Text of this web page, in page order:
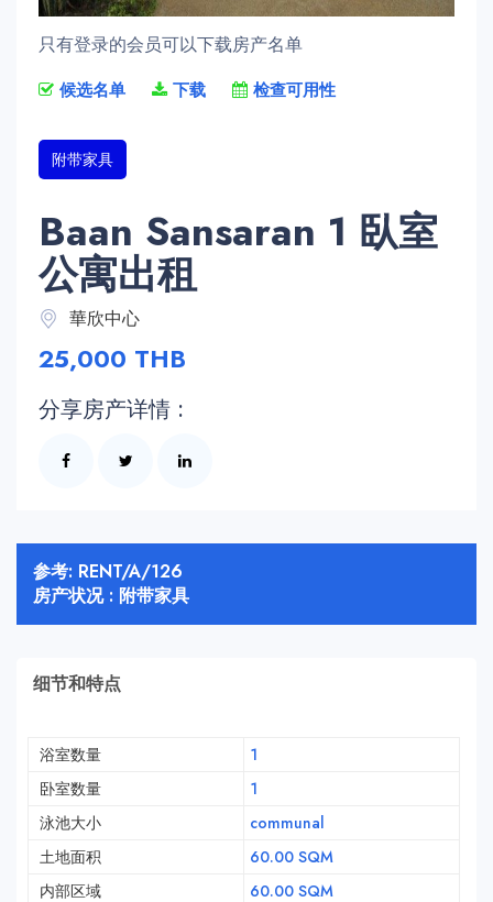
只有登录的会员可以下载房产名单
候选名单 下载 检查可用性
附带家具
Baan Sansaran 1 臥室
公寓出租
華欣中心
25,000 THB
分享房产详情 :
参考: RENT/A/126
房产状况 : 附带家具
细节和特点
浴室数量
1
卧室数量
1
泳池大小
communal
土地面积
60.00 SQM
内部区域
60.00 SQM